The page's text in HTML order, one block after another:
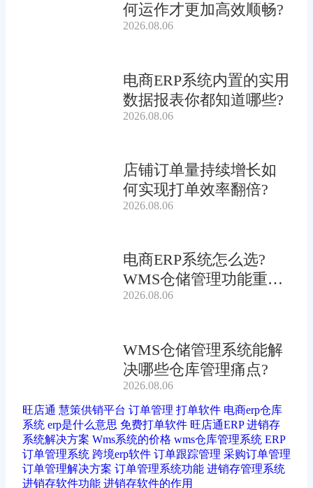
何运作才更加高效顺畅?
2026.08.06
电商ERP系统内置的实用
数据报表你都知道哪些?
2026.08.06
店铺订单量持续增长如
何实现打单效率翻倍?
2026.08.06
电商ERP系统怎么选?
WMS仓储管理功能重要
吗?
2026.08.06
WMS仓储管理系统能解
决哪些仓库管理痛点?
2026.08.06
旺店通 慧策供销平台 订单管理 打单软件 电商erp仓库
系统 erp是什么意思 免费打单软件 旺店通ERP 进销存
系统解决方案 Wms系统的价格 wms仓库管理系统 ERP
订单管理系统 跨境erp软件 订单跟踪管理 采购订单管理
订单管理解决方案 订单管理系统功能 进销存管理系统
进销存软件功能 进销存软件的作用